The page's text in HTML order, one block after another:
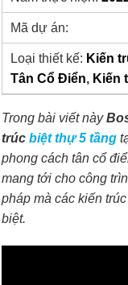
Mã dự án:
Loại thiết kế: Kiến
Tân Cổ Điển, Kiến
Trong bài viết này
trúc biệt thự 5 tầng
phong cách tân cổ
mang tới cho công
pháp mà các kiến
biệt.